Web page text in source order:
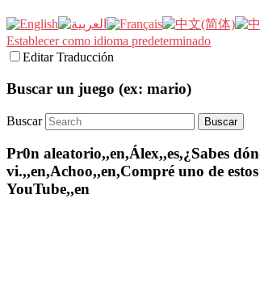
Establecer como idioma predeterminado
Editar Traducción
Buscar un juego (ex: mario)
Buscar
Pr0n aleatorio,,en,Álex,,es,¿Sabes
vi.,,en,Achoo,,en,Compré uno de
YouTube,,en